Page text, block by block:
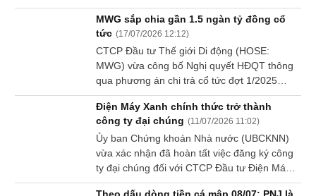
tòa tuyên phạt 200 triệu đồng về tội trốn
thuế.
MWG sắp chia gần 1.5 ngàn tỷ đồng cổ
tức (17/07/2026 12:12)
CTCP Đầu tư Thế giới Di động (HOSE:
MWG) vừa công bố Nghị quyết HĐQT thông
qua phương án chi trả cổ tức đợt 1/2025
bằng tiền mặt với tỷ lệ 10%, tương ứng
1,000 đồng/cp.
Điện Máy Xanh chính thức trở thành
công ty đại chúng (11/07/2026 11:02)
Ủy ban Chứng khoán Nhà nước (UBCKNN)
vừa xác nhận đã hoàn tất việc đăng ký công
ty đại chúng đối với CTCP Đầu tư Điện Máy
Xanh.
Đào
Sách